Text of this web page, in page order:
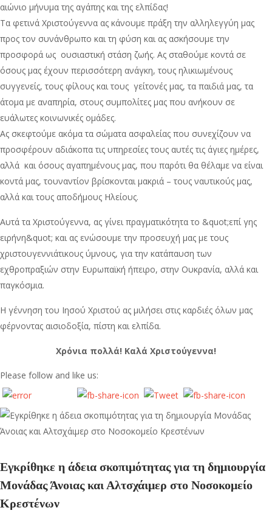
αιώνιο μήνυμα της αγάπης και της ελπίδας!
Τα φετινά Χριστούγεννα ας κάνουμε πράξη την αλληλεγγύη μας
προς τον συνάνθρωπο και τη φύση και ας ασκήσουμε την
προσφορά ως ουσιαστική στάση ζωής. Ας σταθούμε κοντά σε
όσους μας έχουν περισσότερη ανάγκη, τους ηλικιωμένους
συγγενείς, τους φίλους και τους γείτονές μας, τα παιδιά μας, τα
άτομα με αναπηρία, στους συμπολίτες μας που ανήκουν σε
ευάλωτες κοινωνικές ομάδες.
Ας σκεφτούμε ακόμα τα σώματα ασφαλείας που συνεχίζουν να
προσφέρουν αδιάκοπα τις υπηρεσίες τους αυτές τις άγιες ημέρες,
αλλά και όσους αγαπημένους μας, που παρότι θα θέλαμε να είναι
κοντά μας, τουναντίον βρίσκονται μακριά – τους ναυτικούς μας,
αλλά και τους αποδήμους Ηλείους.
Αυτά τα Χριστούγεννα, ας γίνει πραγματικότητα το &quot;επί γης
ειρήνη&quot; και ας ενώσουμε την προσευχή μας με τους
χριστουγεννιάτικους ύμνους, για την κατάπαυση των
εχθροπραξιών στην Ευρωπαϊκή ήπειρο, στην Ουκρανία, αλλά και
παγκόσμια.
Η γέννηση του Ιησού Χριστού ας μιλήσει στις καρδιές όλων μας
φέρνοντας αισιοδοξία, πίστη και ελπίδα.
Χρόνια πολλά! Καλά Χριστούγεννα!
Please follow and like us:
Εγκρίθηκε η άδεια σκοπιμότητας για τη δημιουργία
Μονάδας Άνοιας και Αλτσχάιμερ στο Νοσοκομείο
Κρεστένων